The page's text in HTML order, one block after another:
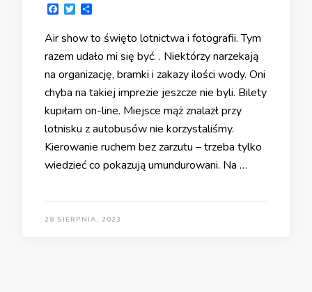
Facebook
Twitter
Air show to święto lotnictwa i fotografii. Tym
razem udało mi się być. . Niektórzy narzekają
na organizację, bramki i zakazy ilości wody. Oni
chyba na takiej imprezie jeszcze nie byli. Bilety
kupiłam on-line. Miejsce mąż znalazł przy
lotnisku z autobusów nie korzystaliśmy.
Kierowanie ruchem bez zarzutu – trzeba tylko
wiedzieć co pokazują umundurowani. Na …
28 SIERPNIA, 2023